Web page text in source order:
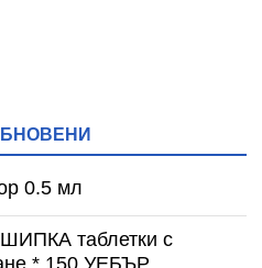
0.5 мл
таблетки с